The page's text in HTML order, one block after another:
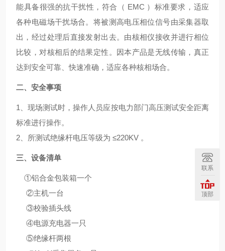
能具备很强的抗干扰性，符合（ EMC ）标准要求，适应
各种电磁场干扰场合。将被测高电压相位信号由采集器取
出，经过处理后直接发射出去。由核相仪接收并进行相位
比较，对核相后的结果定性。因本产品是无线传输，真正
达到安全可靠、快速准确，适应各种核相场合。
二、安全事项
1
、现场测试时，操作人员应按电力部门高压测试安全距离
标准进行操作。
2 、所测试绝缘杆电压等级为 ≤220KV 。
三、设备清单
①铝合金包装箱一个
②主机一台
③校验插头线
④电源充电器一只
⑤绝缘杆两根
联系
顶部